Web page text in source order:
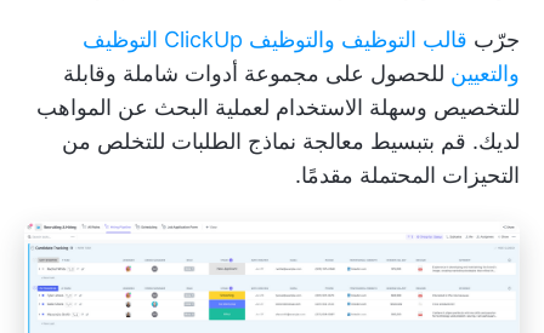
جرّب
قالب التوظيف والتوظيف ClickUp التوظيف
والتعيين للحصول على مجموعة أدوات شاملة وقابلة
للتخصيص وسهلة الاستخدام لعملية البحث عن المواهب
لديك. قم بتبسيط معالجة نماذج الطلبات للتخلص من
التحيزات المحتملة مقدمًا.